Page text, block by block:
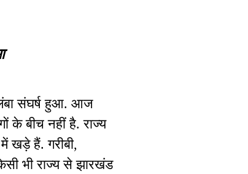
लंबा संघर्ष हुआ. आज
के बीच नहीं है. राज्य
खड़े हैं. गरीबी,
भी राज्य से झारखंड